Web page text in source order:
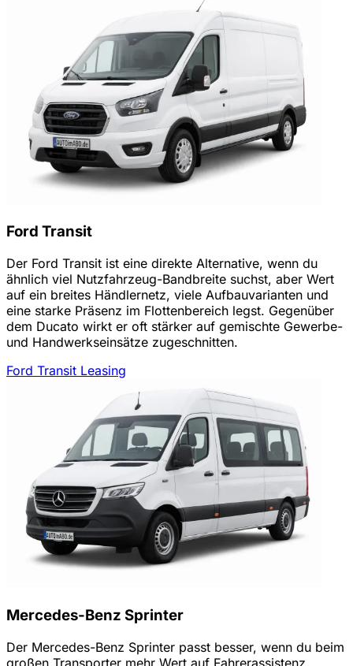
Ford Transit
Der Ford Transit ist eine direkte Alternative, wenn du
ähnlich viel Nutzfahrzeug-Bandbreite suchst, aber Wert
auf ein breites Händlernetz, viele Aufbauvarianten und
eine starke Präsenz im Flottenbereich legst. Gegenüber
dem Ducato wirkt er oft stärker auf gemischte Gewerbe-
und Handwerkseinsätze zugeschnitten.
Ford Transit Leasing
Mercedes-Benz Sprinter
Der Mercedes-Benz Sprinter passt besser, wenn du beim
großen Transporter mehr Wert auf Fahrerassistenz,